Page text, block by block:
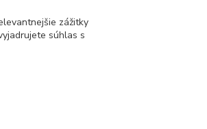
zážitky
súhlas s